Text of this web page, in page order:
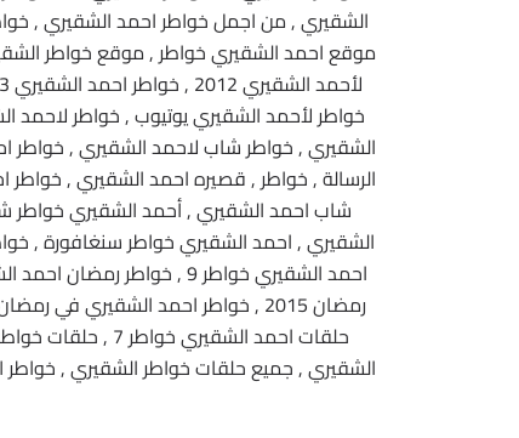
الشقيري , من اجمل خواطر احمد الشقيري ,
موقع احمد الشقيري خواطر , موقع خواطر
الشقيري , خواطر شاب لاحمد الشقيري , خواطر
الرسالة , خواطر , قصيره احمد الشقيري , خواطر
الشقيري , احمد الشقيري خواطر سنغافورة ,
الشقيري , جميع حلقات خواطر الشقيري , خواطر